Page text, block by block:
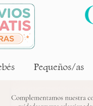
Pequeños/as